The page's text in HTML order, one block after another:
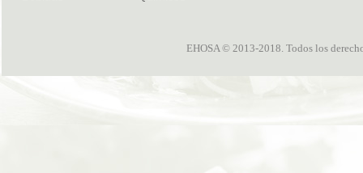
EHOSA © 2013-2018. Todos los